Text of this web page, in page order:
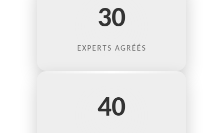
30
EXPERTS AGRÉÉS
40